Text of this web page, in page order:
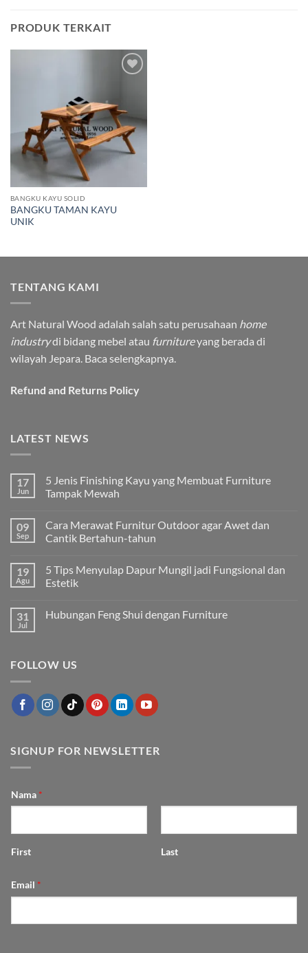
PRODUK TERKAIT
BANGKU KAYU SOLID
BANGKU TAMAN KAYU
UNIK
TENTANG KAMI
Art Natural Wood adalah salah satu perusahaan home
industrydi bidang mebel atau furnitureyang berada di
wilayah Jepara. Baca selengkapnya.
Refund and Returns Policy
LATEST NEWS
17
Jun
5 Jenis Finishing Kayu yang Membuat Furniture
Tampak Mewah
komentar
pada
5
Kayu
yang
Membuat
Mewah
09
Sep
Cara Merawat Furnitur Outdoor agar Awet dan
Cantik Bertahun-tahun
komentar
pada
Cara
Outdoor
tahun
19
Agu
5 Tips Menyulap Dapur Mungil jadi Fungsional dan
Estetik
komentar
Mungil
dan
Estetik
31
Jul
Hubungan Feng Shui dengan Furniture
Hubungan
Furniture
FOLLOW US
SIGNUP FOR NEWSLETTER
Nama *
First Last
Email *